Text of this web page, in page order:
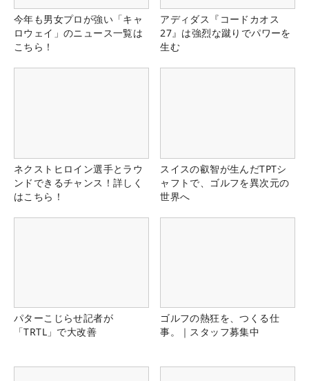
今年も男女プロが強い「キャ
ロウェイ」のニュース一覧は
こちら！
アディダス『コードカオス
27』は強烈な蹴りでパワーを
生む
ネクストヒロイン選手とラウ
ンドできるチャンス！詳しく
はこちら！
スイスの叡智が生んだTPTシ
ャフトで、ゴルフを異次元の
世界へ
パターこじらせ記者が
「TRTL」で大改善
ゴルフの熱狂を、つくる仕
事。｜スタッフ募集中